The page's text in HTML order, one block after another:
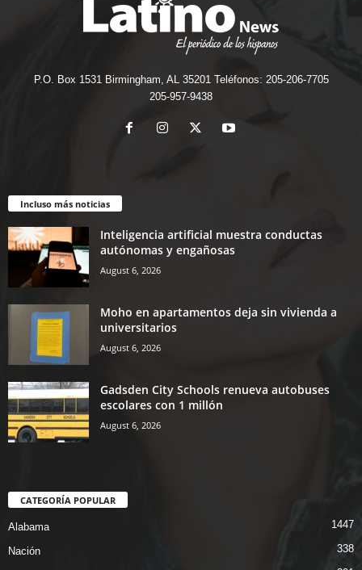
P.O. Box 1531 Birmingham, AL 35201 Teléfonos: 205-206-7705
205-957-9438
Incluso más noticias
Inteligencia artificial muestra conductas
autónomas y engañosas
August 6, 2026
Moho en apartamentos deja sin vivienda a
universitarios
August 6, 2026
Gadsden City Schools renueva autobuses
escolares con 1 millón
August 6, 2026
CATEGORÍA POPULAR
Alabama 1447
Nación 338